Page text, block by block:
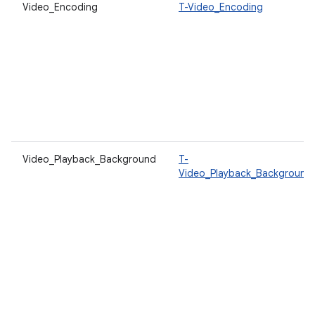
Video_Encoding T-Video_Encoding
Video_Playback_Background
T-
Video_Playback_Background